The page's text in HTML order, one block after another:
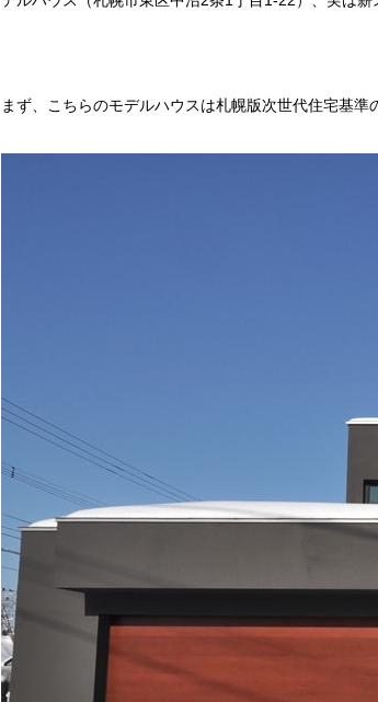
まず、こちらのモデルハウスは札幌版次世代住宅基準